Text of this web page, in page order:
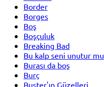
Border
Borges
Boş
Boşçuluk
Breaking Bad
Bu kalp seni unutur mu
Burası da boş
Burç
Buster'ın Güzelleri